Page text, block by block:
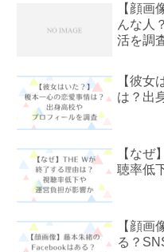
【顔画
んな人
活を調
【彼女
は？出
【なぜ
聴率低
【顔画
る？